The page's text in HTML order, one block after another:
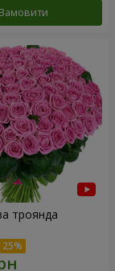
Замовити
троянда